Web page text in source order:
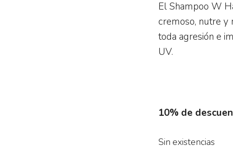
El Shampoo W
cremoso, nutre y
toda agresión e
UV.
10% de
Sin existencias